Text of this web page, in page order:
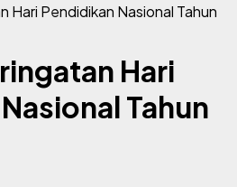
Hari Pendidikan Nasional Tahun
Hari
Tahun